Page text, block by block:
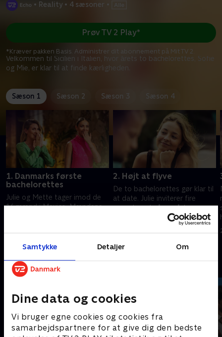
Samtykke Detaljer Om
Dine data og cookies
Vi bruger egne cookies og cookies fra
samarbejdspartnere for at give dig den bedste
• Reality • 4 sæsoner •
Velkommen til Sicilien i Italien, hvor årets to bachelorettes, Sofie
og Mie, er klar til at finde kærligheden.
Prøv TV 2 Play*
*Kræver pakken Basis. Administrer dit abonnement på Mit TV 2.
Sæson 1 Sæson 2 Sæson 3 Sæson 4
1. Danmarks første
bachelorettes
Julie og Mette tager imod de
16 mænd i Mexico. Mændene
venter en overraskelse, ingen
havde regnet med.
2. Højt at flyve
De to bachelorettes gør klar til
at date. Julie inviterer fire
mænd med på en våd
gruppedate, mens Mette tager
en særlig udvalgt med på
himmelflugt.
Andre så også